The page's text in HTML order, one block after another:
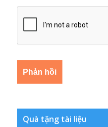
Quà tặng tài liệu